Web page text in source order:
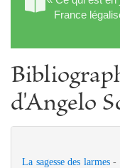
France
d'Angelo
La sagesse des larmes -